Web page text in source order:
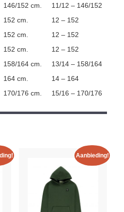
146/152 cm.
11/12 – 146/152
152 cm.
12 – 152
152 cm.
12 – 152
152 cm.
12 – 152
158/164 cm.
13/14 – 158/164
164 cm.
14 – 164
170/176 cm. 15/16 – 170/176
Aanbieding!